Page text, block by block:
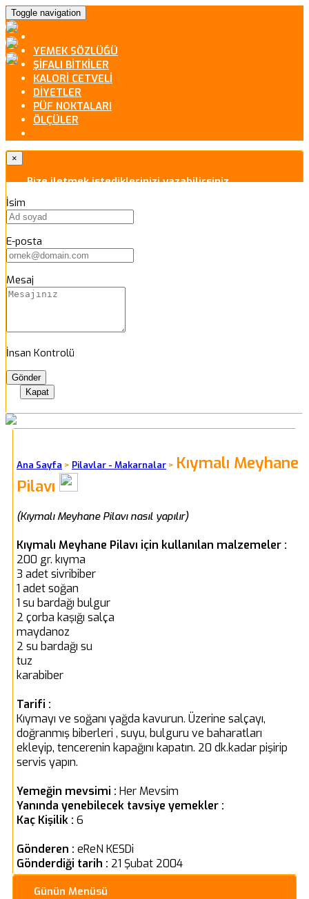
Toggle navigation
YEMEK SÖZLÜĞÜ
ŞİFALI BİTKİLER
KALORİ CETVELİ
DİYETLER
PÜF NOKTALARI
ÖLÇÜLER
×
Bize iletmek istediklerinizi yazabilirsiniz.
İsim
E-posta
Mesaj
İnsan Kontrolü
Kapat
Ana Sayfa > Pilavlar - Makarnalar > Kıymalı Meyhane
Pilavı
(Kıymalı Meyhane Pilavı nasıl yapılır)
Kıymalı Meyhane Pilavı için kullanılan malzemeler :
200 gr. kıyma
3 adet sivribiber
1 adet soğan
1 su bardağı bulgur
2 çorba kaşığı salça
maydanoz
2 su bardağı su
tuz
karabiber
Tarifi :
Kıymayı ve soğanı yağda kavurun. Üzerine salçayı,
doğranmış biberleri , suyu, bulguru ve baharatları
ekleyip, tencerenin kapağını kapatın. 20 dk.kadar pişirip
servis yapın.
Yemeğin mevsimi : Her Mevsim
Yanında yenebilecek tavsiye yemekler :
Kaç Kişilik : 6
Gönderen : eReN KESDi
Gönderdiği tarih : 21 Şubat 2004
Günün Menüsü